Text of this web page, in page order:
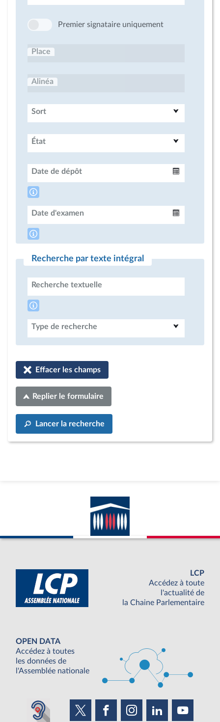
Premier signataire uniquement
Place
Alinéa
Sort
État
Date de dépôt
Date d'examen
Recherche par texte intégral
Recherche textuelle
Type de recherche
Effacer les champs
Replier le formulaire
Lancer la recherche
LCP
Accédez à toute
l'actualité de
la Chaine Parlementaire
OPEN DATA
Accédez à toutes
les données de
l'Assemblée nationale